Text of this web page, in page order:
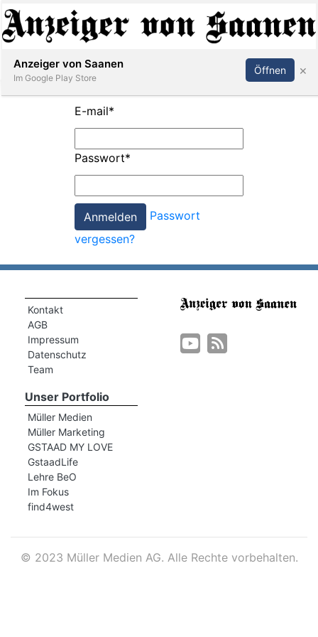
Abonnieren Anmelden
E-mail*
Passwort*
Passwort
vergessen?
Kontakt
AGB
Impressum
Datenschutz
Team
Unser Portfolio
Müller Medien
Müller Marketing
GSTAAD MY LOVE
GstaadLife
Lehre BeO
Im Fokus
find4west
© 2023 Müller Medien AG. Alle Rechte vorbehalten.
Anzeiger von Saanen
Im Google Play Store
Öffnen ×